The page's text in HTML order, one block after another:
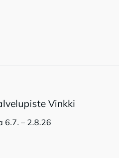
Vink­ki
6.7. – 2.8.26